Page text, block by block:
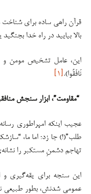
قرآن راهی ساده برای شناخت
بالا بیایید در راه خدا
این، عامل تشخیص مومن و
نَافَقُوا).[۱]
“مقاومت”، ابزار سنجش
عجیب اینکه امپراطوری
طلب”(!) جا زد؛ اما ما،
تهاجم دشمنِ مستکبر را
این سنجه برای یقه‌گیری و
عمومی شدنش، بطور طبیعی